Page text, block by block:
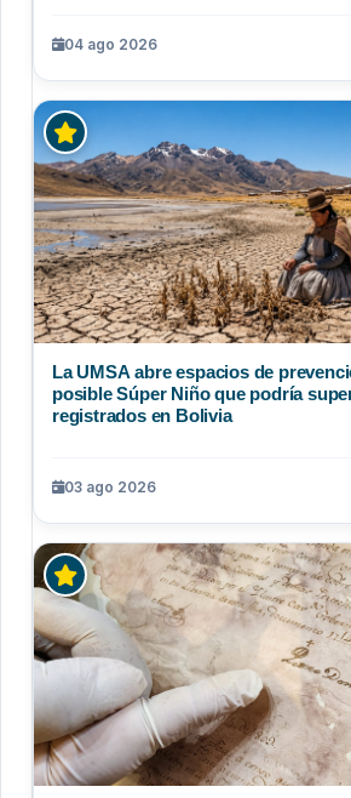
04 ago 2026
La UMSA abre espacios de
posible Súper Niño que podría
registrados en Bolivia
03 ago 2026